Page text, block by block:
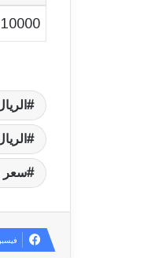
10000 ريال سعودي
سعر